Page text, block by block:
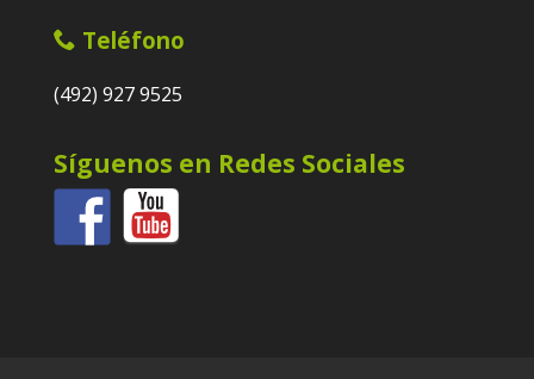
Teléfono
(492) 927 9525
Síguenos en Redes Sociales